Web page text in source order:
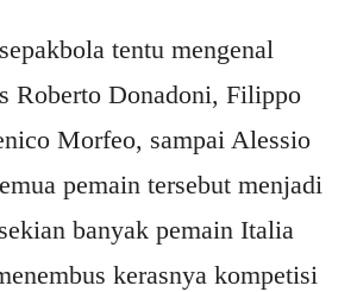
tentu mengenal
Roberto Donadoni, Filippo
Morfeo, sampai Alessio
pemain tersebut menjadi
banyak pemain Italia
kerasnya kompetisi